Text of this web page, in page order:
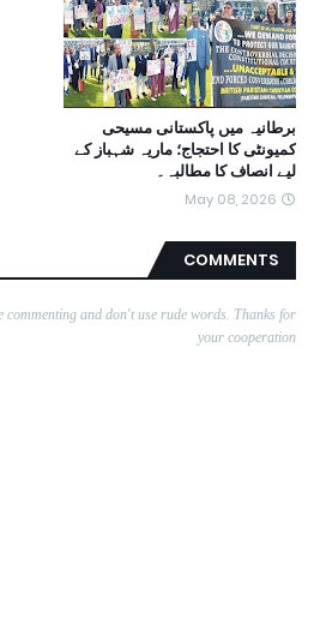
برطانیہ میں پاکستانی مسیحی
کمیونٹی کا احتجاج؛ ماریہ شہباز کے
لیے انصاف کا مطالبہ۔
May 08, 2026
COMMENTS
commenting and don't use rude words. Thanks for
your cooperation